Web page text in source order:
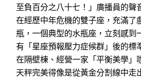
至負百分之八十七！」廣播員的聲
在經歷中年危機的雙子座，充滿了
瓶，一個典型的水瓶座，立刻感到
有「星座預報壓力症候群」後的標
在隔壁棟、經營一家「平衡美學」
天秤完美得像是從黃金分割線中走